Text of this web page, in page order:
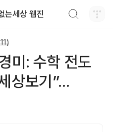
는세상 웹진
미: 수학 전도
상보기”...